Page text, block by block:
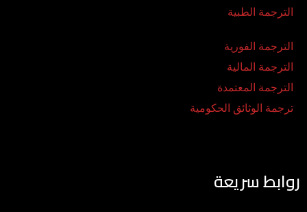
الترجمة الطبية
الترجمة الفورية
الترجمة المالية
الترجمة المعتمدة
ترجمة الوثائق الحكومية
روابط سريعة